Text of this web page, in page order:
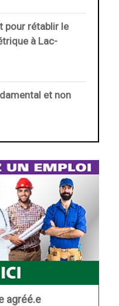
pour rétablir le
à Lac-
et non
agréé.e